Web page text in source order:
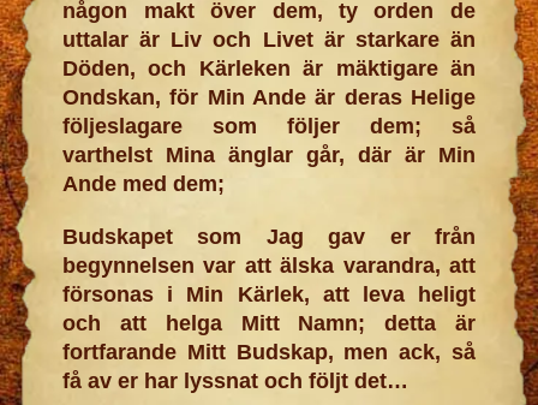
någon makt över dem, ty orden de
uttalar är Liv och Livet är starkare än
Döden, och Kärleken är mäktigare än
Ondskan, för Min Ande är deras Helige
följeslagare som följer dem; så
varthelst Mina änglar går, där är Min
Ande med dem;
Budskapet som Jag gav er från
begynnelsen var att älska varandra, att
försonas i Min Kärlek, att leva heligt
och att helga Mitt Namn; detta är
fortfarande Mitt Budskap, men ack, så
få av er har lyssnat och följt det…